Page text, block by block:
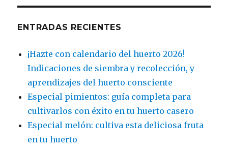
ENTRADAS RECIENTES
¡Hazte con calendario del huerto 2026!
Indicaciones de siembra y recolección, y
aprendizajes del huerto consciente
Especial pimientos: guía completa para
cultivarlos con éxito en tu huerto casero
Especial melón: cultiva esta deliciosa fruta
en tu huerto